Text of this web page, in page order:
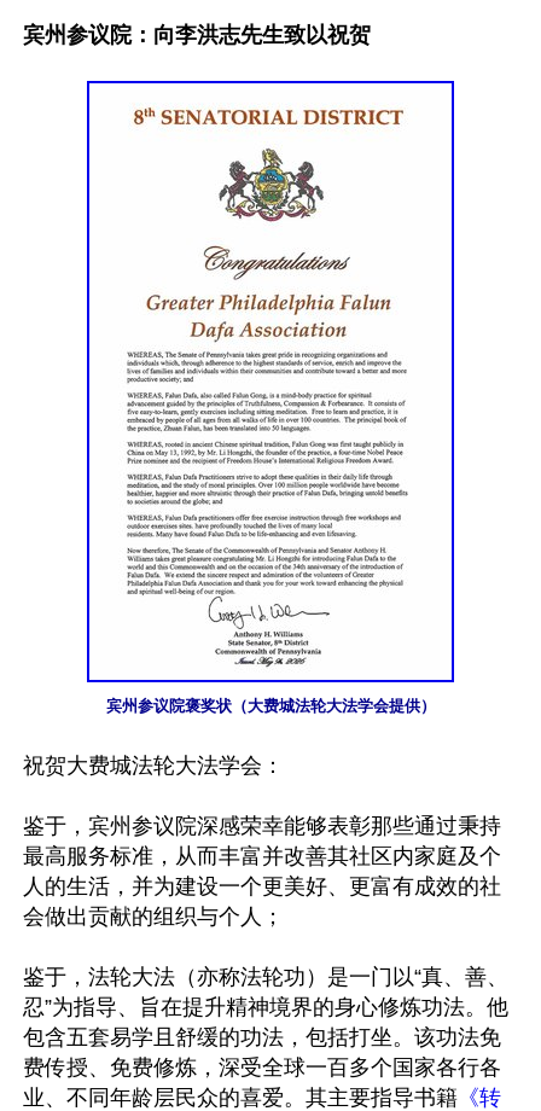
宾州参议院：向李洪志先生致以祝贺
宾州参议院褒奖状（大费城法轮大法学会提供）
祝贺大费城法轮大法学会：
鉴于，宾州参议院深感荣幸能够表彰那些通过秉持
最高服务标准，从而丰富并改善其社区内家庭及个
人的生活，并为建设一个更美好、更富有成效的社
会做出贡献的组织与个人；
鉴于，法轮大法（亦称法轮功）是一门以“真、善、
忍”为指导、旨在提升精神境界的身心修炼功法。他
包含五套易学且舒缓的功法，包括打坐。该功法免
费传授、免费修炼，深受全球一百多个国家各行各
业、不同年龄层民众的喜爱。其主要指导书籍 《转